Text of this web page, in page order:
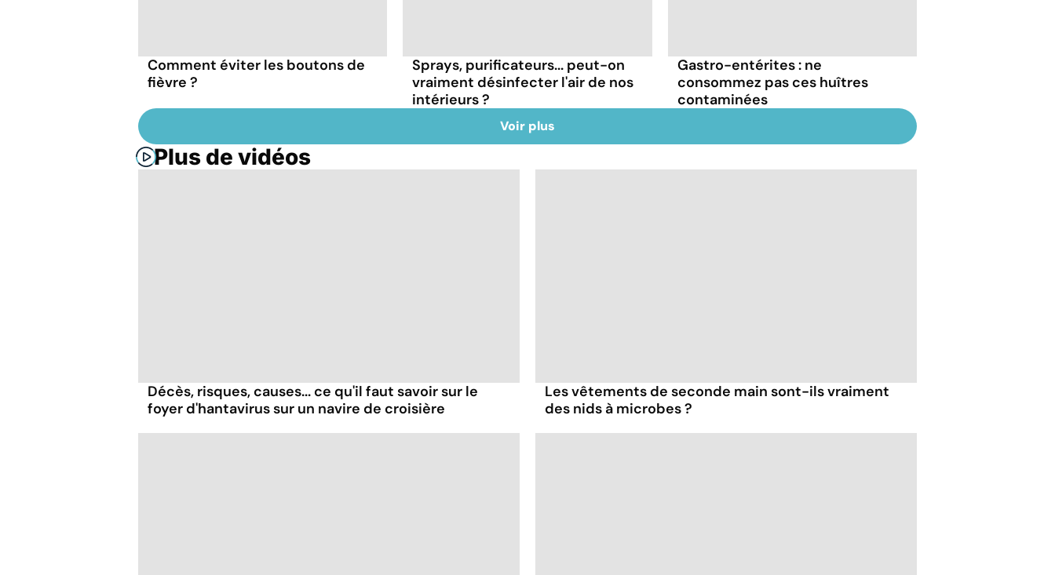
Comment éviter les boutons de
fièvre ?
Sprays, purificateurs... peut-on
vraiment désinfecter l'air de nos
intérieurs ?
Gastro-entérites : ne
consommez pas ces huîtres
contaminées
Voir plus
Plus de vidéos
Décès, risques, causes... ce qu'il faut savoir sur le
foyer d'hantavirus sur un navire de croisière
Les vêtements de seconde main sont-ils vraiment
des nids à microbes ?